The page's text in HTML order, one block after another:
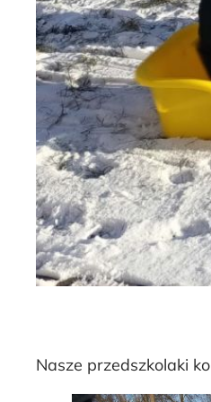
Nasze przedszkolaki